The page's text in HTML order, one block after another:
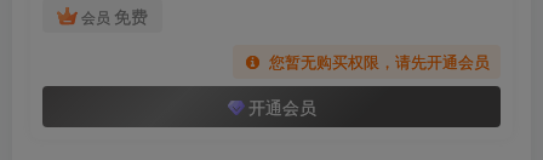
会员 免费
您暂无购买权限，请先开通会员
开通会员